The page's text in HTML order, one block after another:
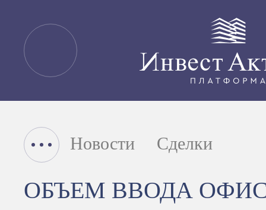
Новости Сделки
ОБЪЕМ ВВОДА